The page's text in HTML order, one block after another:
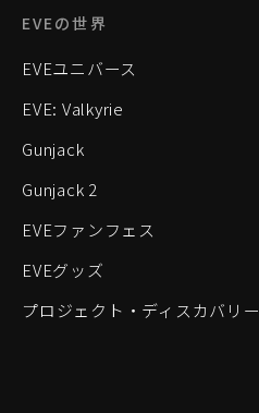
EVEの世界
EVEユニバース
EVE: Valkyrie
Gunjack
Gunjack 2
EVEファンフェス
EVEグッズ
プロジェクト・ディスカバリー